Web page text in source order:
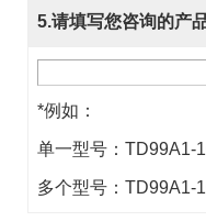
5.请填写您咨询的产品
*例如：
单一型号：TD99A1-
多个型号：TD99A1-